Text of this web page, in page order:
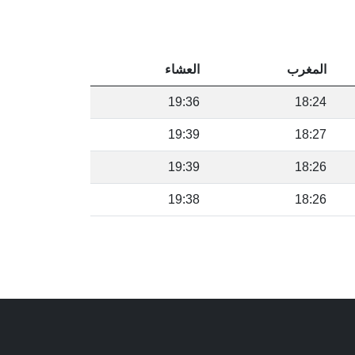
المغرب العشاء
18:24
19:36
18:27
19:39
18:26
19:39
18:26
19:38